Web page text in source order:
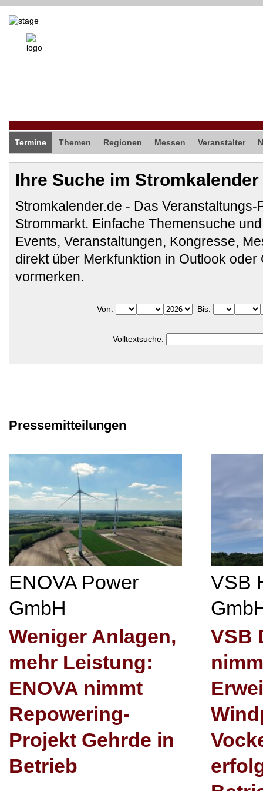
Termine Themen Regionen Messen Veranstalter
Ihre Suche im Stromkalender
Stromkalender.de - Das Veranstaltungs-
Strommarkt. Einfache Themensuche
Events, Veranstaltungen, Kongresse,
direkt über Merkfunktion in Outlook oder
vormerken.
Von: Bis:
Volltextsuche:
Pressemitteilungen
ENOVA Power
GmbH
Weniger Anlagen,
mehr Leistung:
ENOVA nimmt
Repowering-
Projekt Gehrde in
Betrieb
VSB
VSB